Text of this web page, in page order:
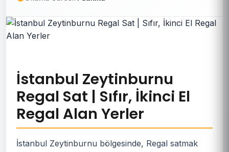
İstanbul Zeytinburnu
Regal Sat | Sıfır, İkinci El
Regal Alan Yerler
İstanbul Zeytinburnu bölgesinde, Regal satmak